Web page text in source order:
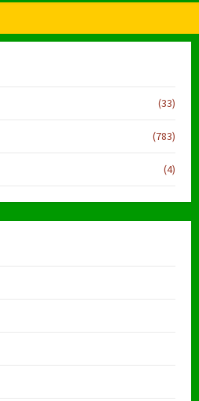
(33)
(783)
(4)